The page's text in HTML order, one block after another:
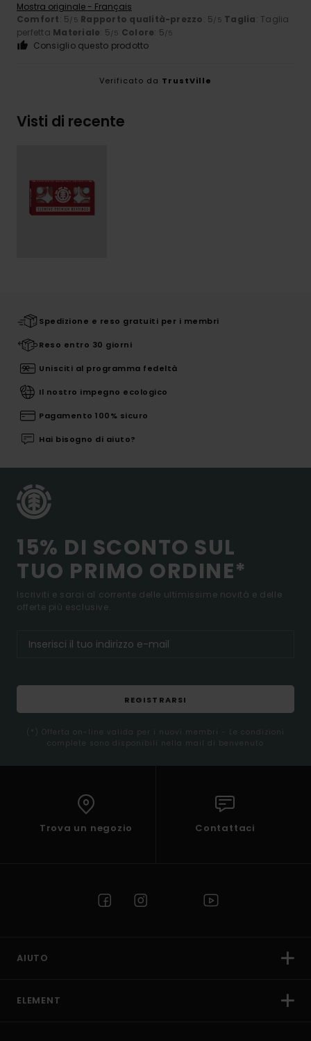
Mostra originale - Français
Comfort: 5/5 Rapporto qualità-prezzo: 5/5 Taglia: Taglia
perfetta Materiale: 5/5 Colore: 5/5
Consiglio questo prodotto
Verificato da TrustVille
Visti di recente
Spedizione e reso gratuiti per i membri
Reso entro 30 giorni
Unisciti al programma fedeltà
Il nostro impegno ecologico
Pagamento 100% sicuro
Hai bisogno di aiuto?
15% DI SCONTO SUL
TUO PRIMO ORDINE*
Iscriviti e sarai al corrente delle ultimissime novità e delle
offerte più esclusive.
REGISTRARSI
(*) Offerta on-line valida per i nuovi membri - Le condizioni
complete sono disponibili nella mail di benvenuto
Trova un negozio Contattaci
AIUTO
ELEMENT